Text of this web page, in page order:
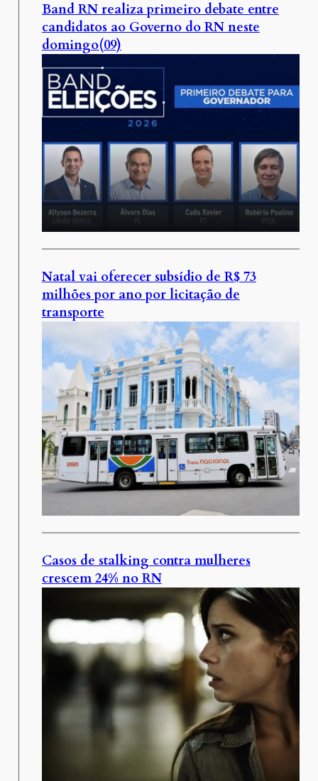
Band RN realiza primeiro debate entre
candidatos ao Governo do RN neste
domingo(09)
Natal vai oferecer subsídio de R$ 73
milhões por ano por licitação de
transporte
Casos de stalking contra mulheres
crescem 24% no RN